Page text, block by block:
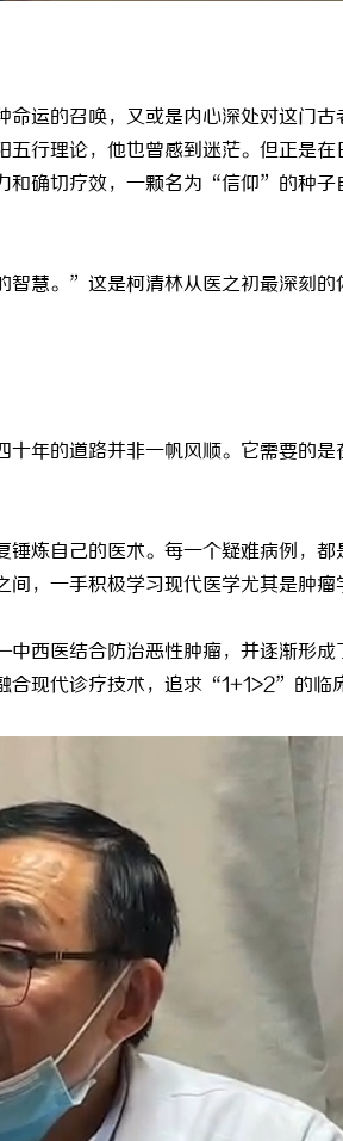
运的召唤，又或是内心深处对这门古
行理论，他也曾感到迷茫。但正是在
和确切疗效，一颗名为 “信仰”的种子
慧。”这是柯清林从医之初最深刻的
年的道路并非一帆风顺。它需要的是
炼自己的医术。每一个疑难病例，都
，一手积极学习现代医学尤其是肿瘤
西医结合防治恶性肿瘤，并逐渐形成
合现代诊疗技术，追求“1+1>2”的临